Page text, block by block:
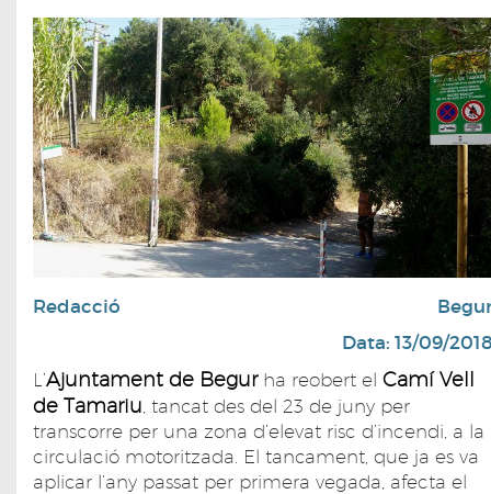
Redacció
Data: 13/09/
L’Ajuntament de Begurha reobert el Camí Vell
de Tamariu , tancat des del 23 de juny per
transcorre per una zona d’elevat risc d’incendi, a la
circulació motoritzada. El tancament, que ja es va
aplicar l’any passat per primera vegada, afecta el